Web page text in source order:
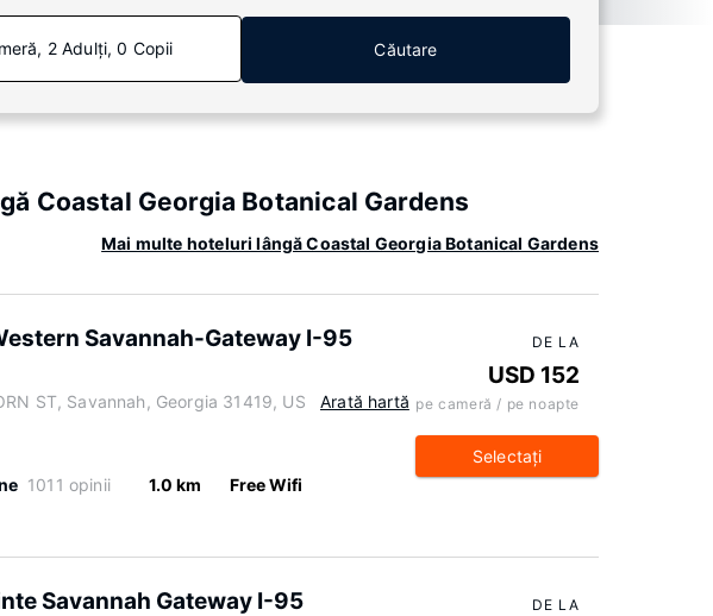
2 Adulți, 0 Copii Căutare
Coastal Georgia Botanical Gardens
Mai multe hoteluri lângă Coastal Georgia Botanical Gardens
Savannah-Gateway I-95
ST, Savannah, Georgia 31419, US Arată hartă
1011 opinii 1.0 km Free Wifi
DE LA
USD 152
pe cameră / pe noapte
Selectaţi
Savannah Gateway I-95 DE LA